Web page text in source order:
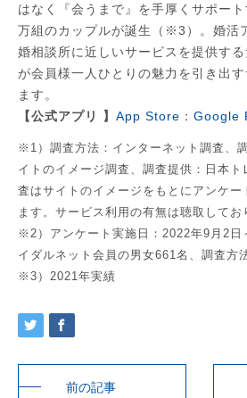
はなく『会うまで』を手厚くサポー
万組のカップルが誕生（※3）。婚活
婚相談所に近しいサービスを提供す
が会員様一人ひとりの魅力を引き出
ます。
【公式アプリ 】 App Store ： Google
※1）調査方法：インターネット調査、
イトのイメージ調査、調査提供：日本
査はサイトのイメージをもとにアンケー
ます。サービス利用の有無は聴取してお
※2）アンケート実施日：2022年9月2日
イダルネット会員の男女661名、調査方
※3）2021年実績
前の記事